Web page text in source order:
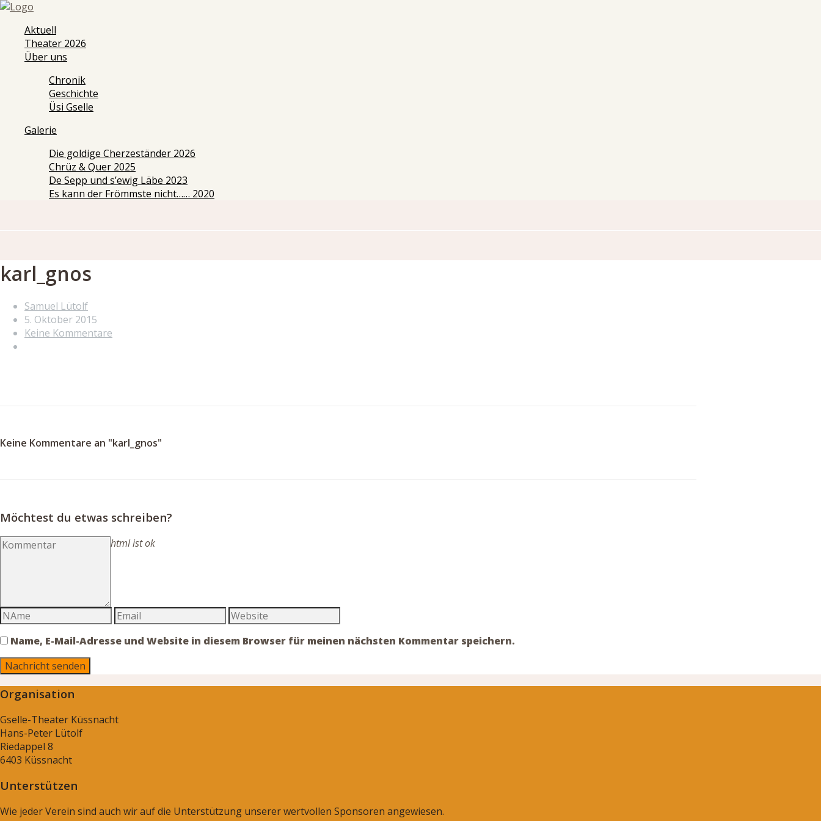
Aktuell
Theater 2026
Über uns
Chronik
Geschichte
Üsi Gselle
Galerie
Die goldige Cherzeständer 2026
Chrüz & Quer 2025
De Sepp und s’ewig Läbe 2023
Es kann der Frömmste nicht…… 2020
karl_gnos
Samuel Lütolf
5. Oktober 2015
Keine Kommentare
Keine Kommentare an "karl_gnos"
Möchtest du etwas schreiben?
html ist ok
Name, E-Mail-Adresse und Website in diesem Browser für meinen nächsten Kommentar speichern.
Organisation
Gselle-Theater Küssnacht
Hans-Peter Lütolf
Riedappel 8
6403 Küssnacht
Unterstützen
Wie jeder Verein sind auch wir auf die Unterstützung unserer wertvollen Sponsoren angewiesen.